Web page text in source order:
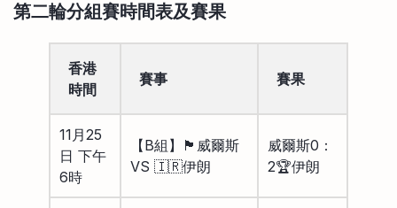
第二輪分組賽時間表及賽果
香港
時間
賽事 賽果
11月25
日 下午
6時
【B組】🏴󠁧󠁢󠁷󠁬󠁳󠁿威爾斯
VS 🇮🇷伊朗
威爾斯0：
2🏆伊朗